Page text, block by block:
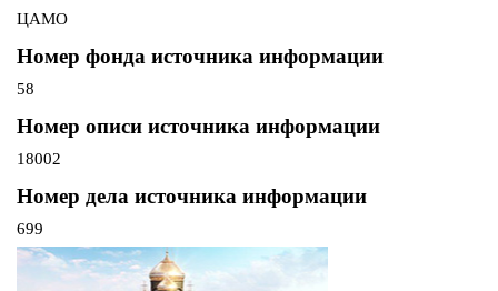
ЦАМО
Номер фонда источника информации
58
Номер описи источника информации
18002
Номер дела источника информации
699